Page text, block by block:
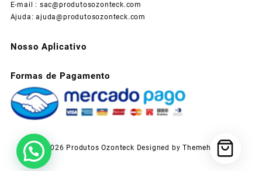
E-mail : sac@produtosozonteck.com
Ajuda:ajuda@produtosozonteck.com
Nosso Aplicativo
Formas de Pagamento
© 2026 Produtos Ozonteck Designed by Themehunk